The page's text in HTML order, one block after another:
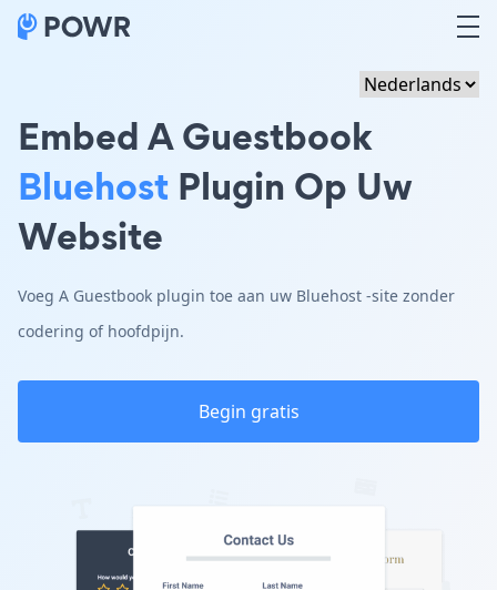
Embed A Guestbook
Bluehost Plugin Op Uw
Website
Voeg A Guestbook plugin toe aan uw Bluehost -site zonder
codering of hoofdpijn.
Begin gratis